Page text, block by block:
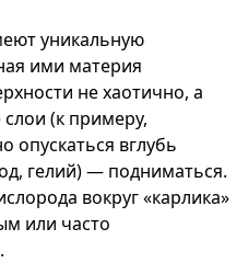
уникальную
ими материя
не хаотично, а
(к примеру,
опускаться вглубь
гелий) — подниматься.
вокруг «карлика»
или часто